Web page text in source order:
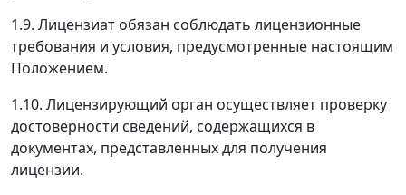
1.9. Лицензиат обязан соблюдать лицензионные
требования и условия, предусмотренные настоящим
Положением.
1.10. Лицензирующий орган осуществляет проверку
достоверности сведений, содержащихся в
документах, представленных для получения
лицензии.